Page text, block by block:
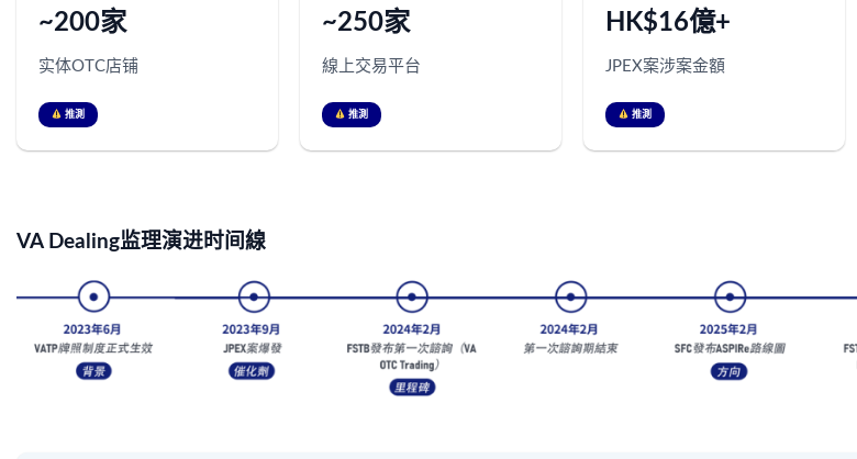
~200家
实体OTC店铺
推測
~250家
線上交易平台
推測
HK$16億+
JPEX案涉案金額
推測
VA Dealing监理演进时间線